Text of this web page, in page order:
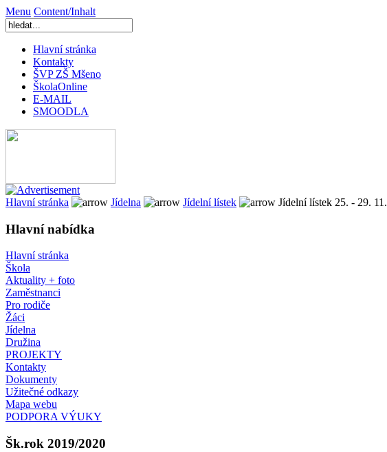
Menu Content/Inhalt
Hlavní stránka
Kontakty
ŠVP ZŠ Mšeno
ŠkolaOnline
E-MAIL
SMOODLA
Hlavní stránka Jídelna Jídelní lístek Jídelní lístek 25. - 29. 11.
Hlavní nabídka
Hlavní stránka
Škola
Aktuality + foto
Zaměstnanci
Pro rodiče
Žáci
Jídelna
Družina
PROJEKTY
Kontakty
Dokumenty
Užitečné odkazy
Mapa webu
PODPORA VÝUKY
Šk.rok 2019/2020